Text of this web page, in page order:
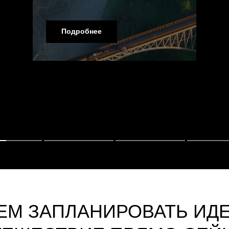
Подробнее
ЗАПЛАНИРОВАТЬ